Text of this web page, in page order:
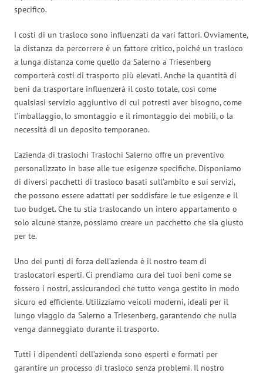
specifico.
I costi di un trasloco sono influenzati da vari fattori. Ovviamente,
la distanza da percorrere è un fattore critico, poiché un trasloco
a lunga distanza come quello da Salerno a Triesenberg
comporterà costi di trasporto più elevati. Anche la quantità di
beni da trasportare influenzerà il costo totale, così come
qualsiasi servizio aggiuntivo di cui potresti aver bisogno, come
l’imballaggio, lo smontaggio e il rimontaggio dei mobili, o la
necessità di un deposito temporaneo.
L’azienda di traslochi Traslochi Salerno offre un preventivo
personalizzato in base alle tue esigenze specifiche. Disponiamo
di diversi pacchetti di trasloco basati sull’ambito e sui servizi,
che possono essere adattati per soddisfare le tue esigenze e il
tuo budget. Che tu stia traslocando un intero appartamento o
solo alcune stanze, possiamo creare un pacchetto che sia giusto
per te.
Uno dei punti di forza dell’azienda è il nostro team di
traslocatori esperti. Ci prendiamo cura dei tuoi beni come se
fossero i nostri, assicurandoci che tutto venga gestito in modo
sicuro ed efficiente. Utilizziamo veicoli moderni, ideali per il
lungo viaggio da Salerno a Triesenberg, garantendo che nulla
venga danneggiato durante il trasporto.
Tutti i dipendenti dell’azienda sono esperti e formati per
garantire un processo di trasloco senza problemi. Il nostro